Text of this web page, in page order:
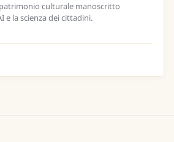
culturale manoscritto
e la scienza dei cittadini.